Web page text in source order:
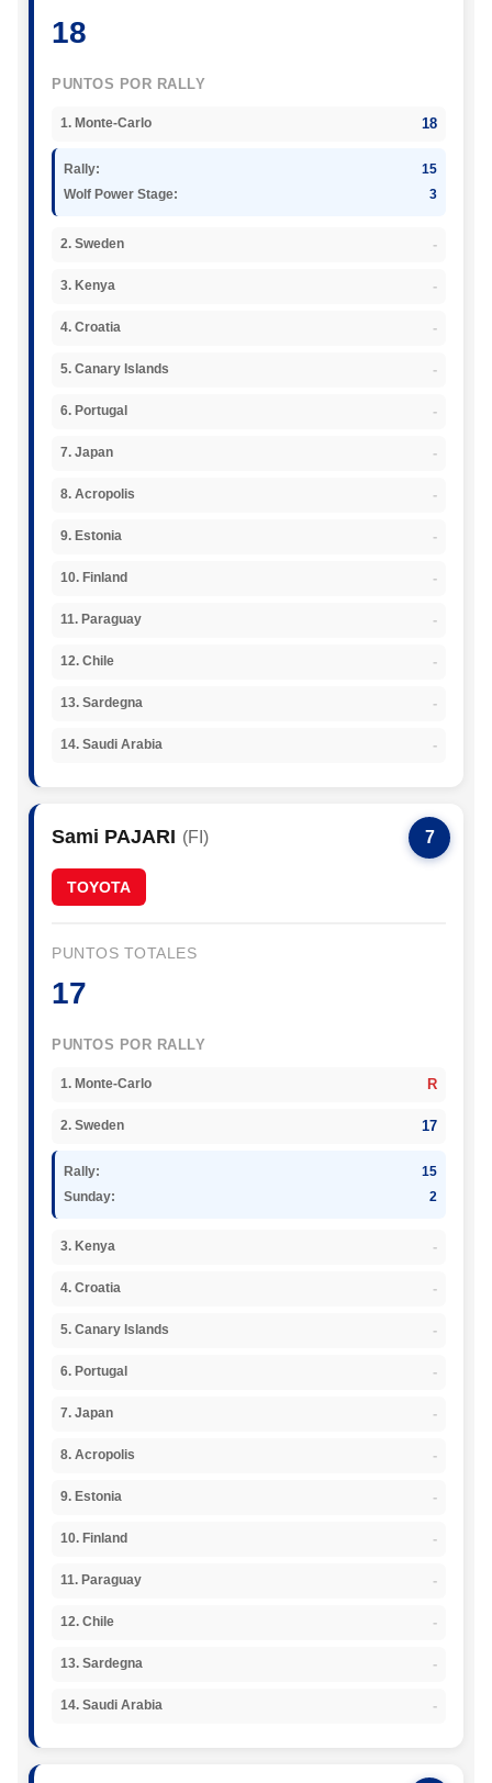
18
PUNTOS POR RALLY
1. Monte-Carlo 18
Rally:
15
Wolf Power Stage:
3
2. Sweden -
3. Kenya -
4. Croatia -
5. Canary Islands -
6. Portugal -
7. Japan -
8. Acropolis -
9. Estonia -
10. Finland -
11. Paraguay -
12. Chile -
13. Sardegna -
14. Saudi Arabia -
7
Sami PAJARI (FI)
TOYOTA
PUNTOS TOTALES
17
PUNTOS POR RALLY
1. Monte-Carlo R
2. Sweden 17
Rally:
15
Sunday:
2
3. Kenya -
4. Croatia -
5. Canary Islands -
6. Portugal -
7. Japan -
8. Acropolis -
9. Estonia -
10. Finland -
11. Paraguay -
12. Chile -
13. Sardegna -
14. Saudi Arabia -